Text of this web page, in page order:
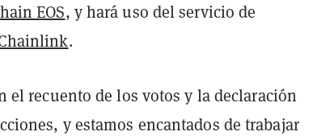
EOS, y hará uso del servicio de
.
el recuento de los votos y la declaración
y estamos encantados de trabajar